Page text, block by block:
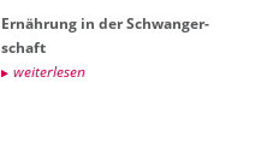
Er­näh­rung in der Schwan­ger­
schaft
wei­ter­le­sen